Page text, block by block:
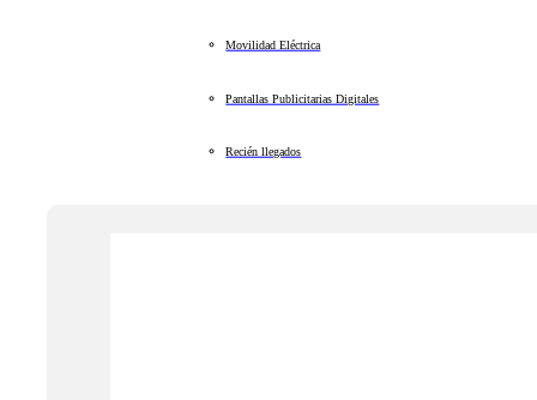
Movilidad Eléctrica
Pantallas Publicitarias Digitales
Recién llegados